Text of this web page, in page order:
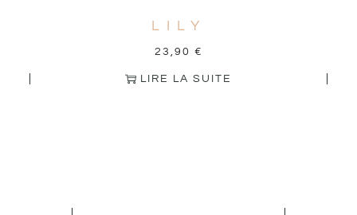
LILY
23,90 €
LIRE LA SUITE